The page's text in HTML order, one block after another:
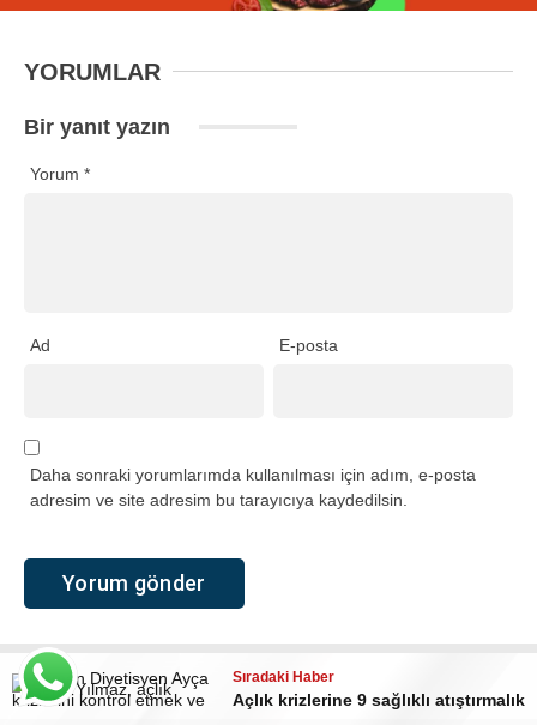
Sıradaki Haber
Açlık krizlerine 9 sağlıklı atıştırmalık
YORUMLAR
Bir yanıt yazın
Yorum *
Ad E-posta
Daha sonraki yorumlarımda kullanılması için adım, e-posta
adresim ve site adresim bu tarayıcıya kaydedilsin.